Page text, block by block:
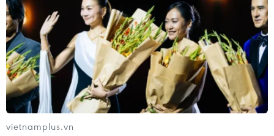
vietnamplus.vn